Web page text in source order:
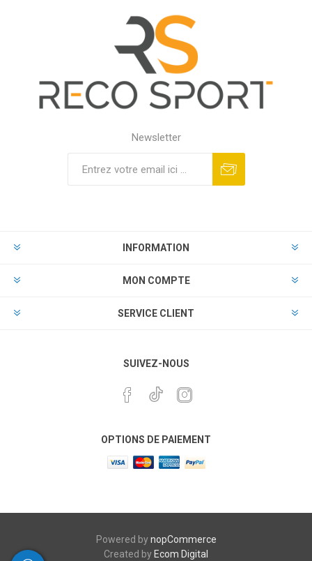
Newsletter
INFORMATION
MON COMPTE
SERVICE CLIENT
SUIVEZ-NOUS
OPTIONS DE PAIEMENT
Powered bynopCommerce
Created by Ecom Digital